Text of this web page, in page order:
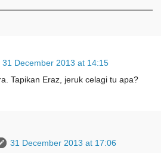
31 December 2013 at 14:15
Tapikan Eraz, jeruk celagi tu apa?
31 December 2013 at 17:06